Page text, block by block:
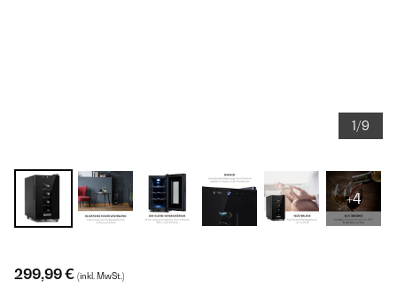
1/9
+4
299,99 € (inkl. MwSt.)